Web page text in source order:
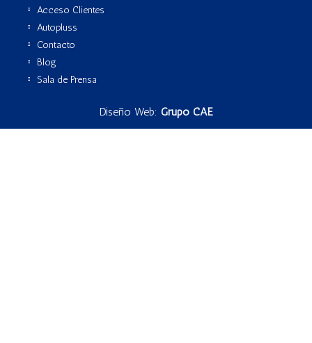
Acceso Clientes
Autopluss
Contacto
Blog
Sala de Prensa
Diseño Web: Grupo CAE